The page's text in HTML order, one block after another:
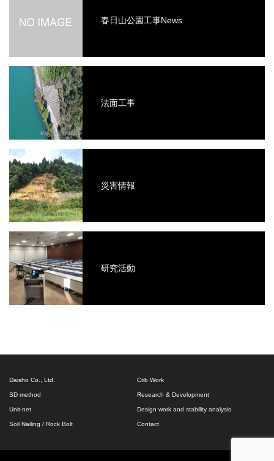
春日山公園工事News
法面工事
災害情報
研究活動
Daisho Co., Ltd.
SD method
Unit-net
Soil Nailing / Rock Bolt
Crib Work
Research & Development
Design work and stability analysis
Contact